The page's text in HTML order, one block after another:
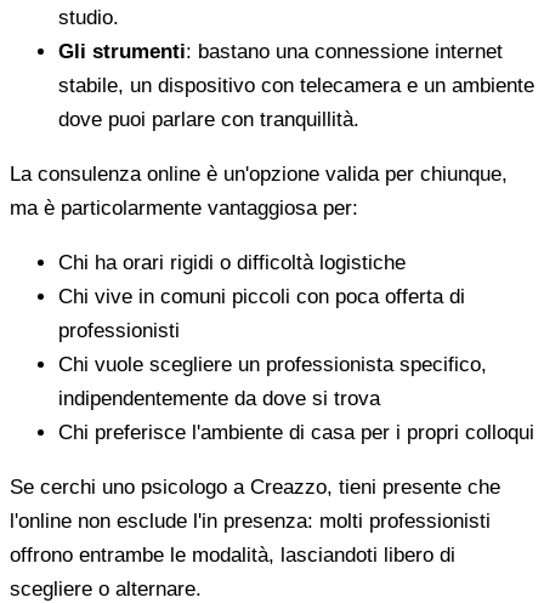
studio.
Gli strumenti: bastano una connessione internet
stabile, un dispositivo con telecamera e un ambiente
dove puoi parlare con tranquillità.
La consulenza online è un'opzione valida per chiunque,
ma è particolarmente vantaggiosa per:
Chi ha orari rigidi o difficoltà logistiche
Chi vive in comuni piccoli con poca offerta di
professionisti
Chi vuole scegliere un professionista specifico,
indipendentemente da dove si trova
Chi preferisce l'ambiente di casa per i propri colloqui
Se cerchi uno psicologo a Creazzo, tieni presente che
l'online non esclude l'in presenza: molti professionisti
offrono entrambe le modalità, lasciandoti libero di
scegliere o alternare.